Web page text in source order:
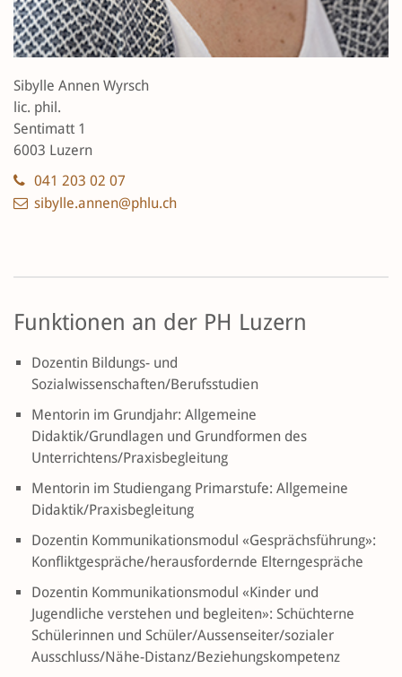
Sibylle Annen Wyrsch
lic. phil.
Sentimatt 1
6003 Luzern
041 203 02 07
sibylle.annen@phlu.ch
Funktionen an der PH Luzern
Dozentin Bildungs- und
Sozialwissenschaften/Berufsstudien
Mentorin im Grundjahr: Allgemeine
Didaktik/Grundlagen und Grundformen des
Unterrichtens/Praxisbegleitung
Mentorin im Studiengang Primarstufe: Allgemeine
Didaktik/Praxisbegleitung
Dozentin Kommunikationsmodul «Gesprächsführung»:
Konfliktgespräche/herausfordernde Elterngespräche
Dozentin Kommunikationsmodul «Kinder und
Jugendliche verstehen und begleiten»: Schüchterne
Schülerinnen und Schüler/Aussenseiter/sozialer
Ausschluss/Nähe-Distanz/Beziehungskompetenz